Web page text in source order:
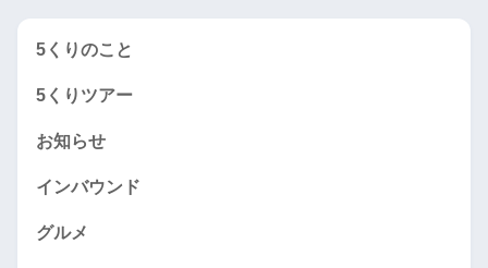
5くりのこと
5くりツアー
お知らせ
インバウンド
グルメ